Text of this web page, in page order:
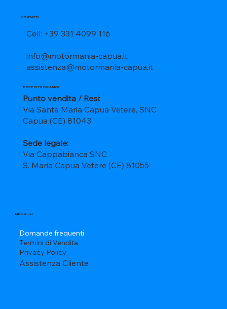
CONTATTI
Cell: +39 331 4099 116
info@motormania-capua.it
assistenza@motormania-capua.it
DOVE CI TROVIAMO?
Punto vendita / Resi:
Via Santa Maria Capua Vetere, SNC
Capua (CE) 81043
Sede legale:
Via Cappabianca SNC
S. Maria Capua Vetere (CE) 81055
LINK UTILI
Domande frequenti
Termini di Vendita
Privacy Policy
Assistenza Cliente